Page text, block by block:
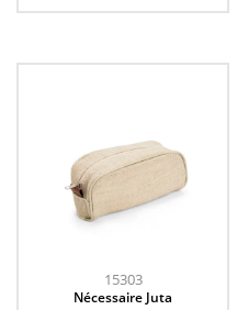
15303
Nécessaire Juta